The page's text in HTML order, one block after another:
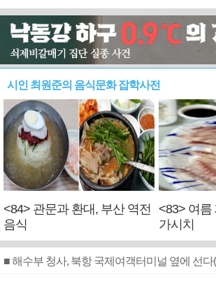
시인 최원준의 음식문화 잡학사전
<84> 관문과 환대, 부산 역전
음식
<83> 여름
가시치
■ 해수부 청사, 북항 국제여객터미널 옆에 선다